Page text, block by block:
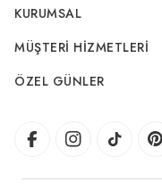
KURUMSAL
MÜŞTERI HIZMETLERI
ÖZEL GÜNLER